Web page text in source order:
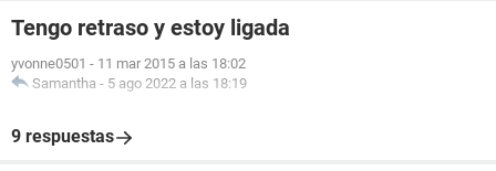
Tengo retraso y estoy ligada
yvonne0501 - 11 mar 2015 a las 18:02
Samantha - 5 ago 2022 a las 18:19
9 respuestas